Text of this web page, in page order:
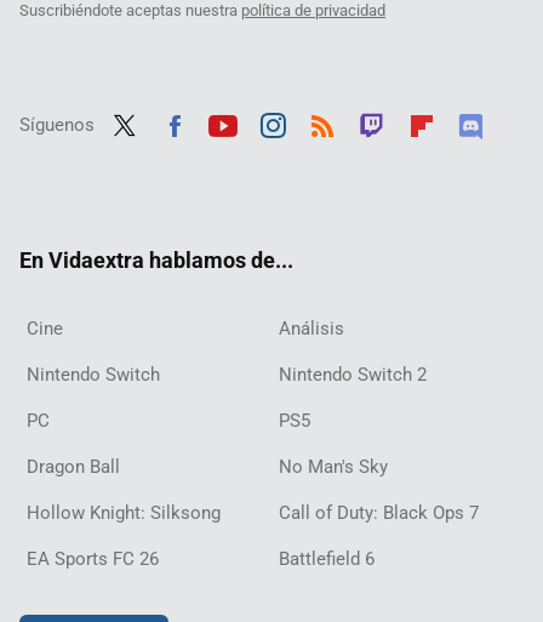
Suscribiéndote aceptas nuestra política de privacidad
Síguenos
En Vidaextra hablamos de...
Cine Análisis
Nintendo Switch Nintendo Switch 2
PC PS5
Dragon Ball No Man's Sky
Hollow Knight: Silksong Call of Duty: Black Ops 7
EA Sports FC 26 Battlefield 6